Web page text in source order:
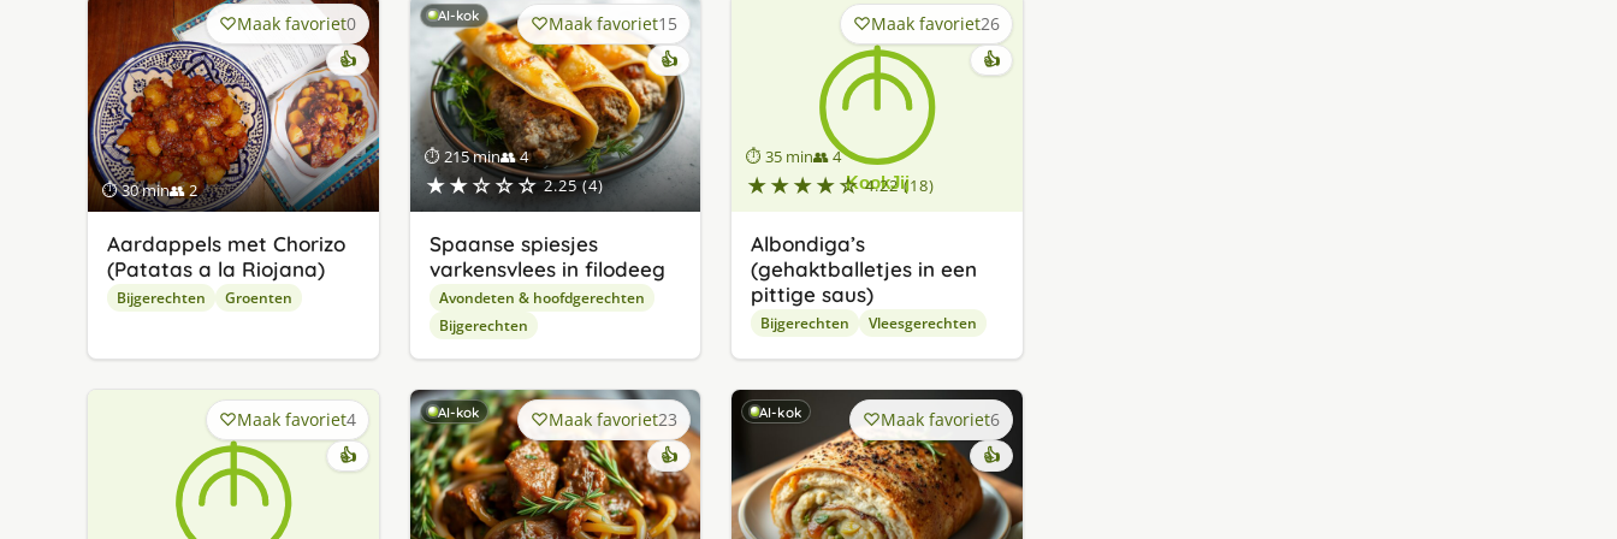
⏱ 30 min👥 2
Maak favoriet0
👍
Aardappels met Chorizo
(Patatas a la Riojana)
Bijgerechten Groenten
AI-kok
⏱ 215 min👥 4
★★☆☆☆ 2.25 (4)
Maak favoriet15
👍
Spaanse spiesjes
varkensvlees in filodeeg
Avondeten & hoofdgerechten
Bijgerechten
⏱ 35 min👥 4
★★★★☆ 4.22 (18)
Maak favoriet26
👍
Albondiga’s
(gehaktballetjes in een
pittige saus)
Bijgerechten Vleesgerechten
Maak favoriet4
👍
AI-kok Maak favoriet23
👍
AI-kok Maak favoriet6
👍